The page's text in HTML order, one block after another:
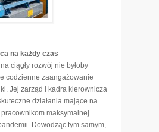
na każdy czas
ciągły rozwój nie byłoby
codzienne zaangażowanie
Jej zarząd i kadra kierownicza
działania mające na
maksymalnej
Dowodząc tym samym,